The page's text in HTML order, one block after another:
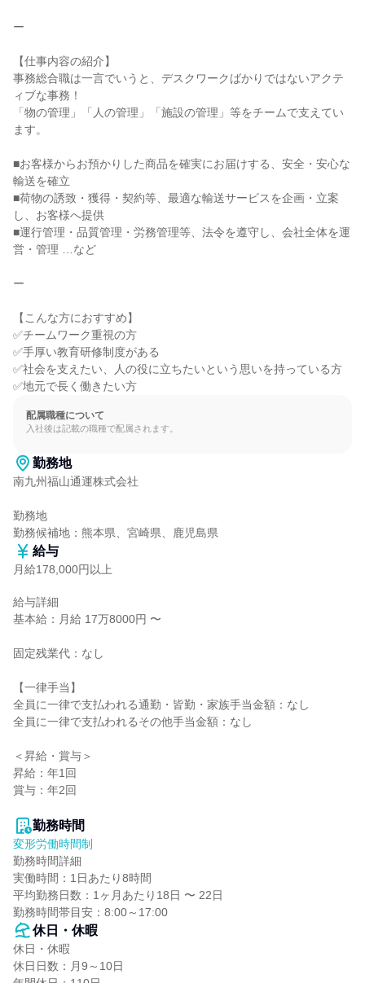
ー
【仕事内容の紹介】
事務総合職は一言でいうと、デスクワークばかりではないアクテ
ィブな事務！
「物の管理」「人の管理」「施設の管理」等をチームで支えてい
ます。
■お客様からお預かりした商品を確実にお届けする、安全・安心な
輸送を確立
■荷物の誘致・獲得・契約等、最適な輸送サービスを企画・立案
し、お客様へ提供
■運行管理・品質管理・労務管理等、法令を遵守し、会社全体を運
営・管理 …など
ー
【こんな方におすすめ】
✅チームワーク重視の方
✅手厚い教育研修制度がある
✅社会を支えたい、人の役に立ちたいという思いを持っている方
✅地元で長く働きたい方
配属職種について
入社後は記載の職種で配属されます。
勤務地
南九州福山通運株式会社
勤務地
勤務候補地：熊本県、宮崎県、鹿児島県
給与
月給178,000円以上
給与詳細
基本給：月給 17万8000円 〜
固定残業代：なし
【一律手当】
全員に一律で支払われる通勤・皆勤・家族手当金額：なし
全員に一律で支払われるその他手当金額：なし
＜昇給・賞与＞
昇給：年1回
賞与：年2回
勤務時間
変形労働時間制
勤務時間詳細
実働時間：1日あたり8時間
平均勤務日数：1ヶ月あたり18日 〜 22日
勤務時間帯目安：8:00～17:00
休日・休暇
休日・休暇
休日日数：月9～10日